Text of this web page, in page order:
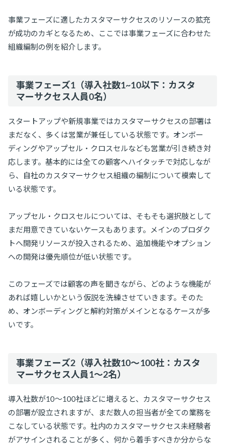
事業フェーズに適したカスタマーサクセスのリソースの拡充
が成功のカギとなるため、ここでは事業フェーズに合わせた
組織編制の例を紹介します。
事業フェーズ1（導入社数1~10以下：カスタ
マーサクセス人員0名）
スタートアップや新規事業ではカスタマーサクセスの部署は
まだなく、多くは営業が兼任している状態です。オンボー
ディングやアップセル・クロスセルなども営業が引き続き対
応します。基本的には全ての顧客へハイタッチで対応しなが
ら、自社のカスタマーサクセス組織の編制について模索して
いる状態です。
アップセル・クロスセルについては、そもそも選択肢として
まだ用意できていないケースもあります。メインのプロダク
トへ開発リソースが投入されるため、追加機能やオプション
への開発は優先順位が低い状態です。
このフェーズでは顧客の声を聞きながら、どのような機能が
あれば嬉しいかという仮説を洗練させていきます。そのた
め、オンボーディングと解約対策がメインとなるケースが多
いです。
事業フェーズ2（導入社数10〜100社：カスタ
マーサクセス人員1〜2名）
導入社数が10～100社ほどに増えると、カスタマーサクセス
の部署が設立されますが、まだ数人の担当者が全ての業務を
こなしている状態です。社内のカスタマーサクセス未経験者
がアサインされることが多く、何から着手すべきか分からな